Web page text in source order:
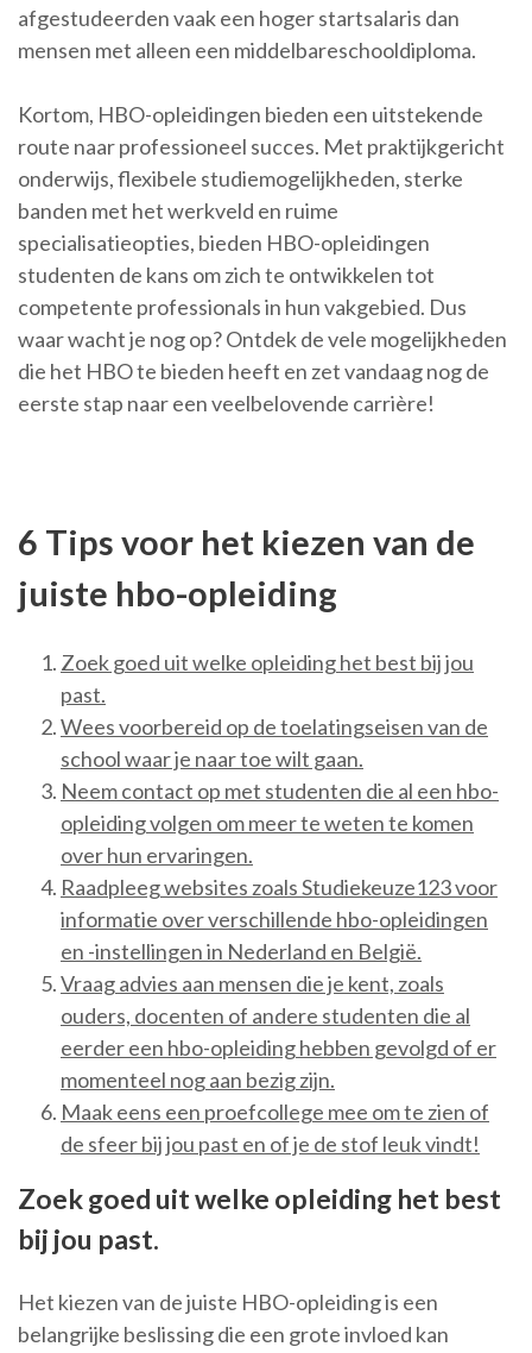
afgestudeerden vaak een hoger startsalaris dan
mensen met alleen een middelbareschooldiploma.
Kortom, HBO-opleidingen bieden een uitstekende
route naar professioneel succes. Met praktijkgericht
onderwijs, flexibele studiemogelijkheden, sterke
banden met het werkveld en ruime
specialisatieopties, bieden HBO-opleidingen
studenten de kans om zich te ontwikkelen tot
competente professionals in hun vakgebied. Dus
waar wacht je nog op? Ontdek de vele mogelijkheden
die het HBO te bieden heeft en zet vandaag nog de
eerste stap naar een veelbelovende carrière!
6 Tips voor het kiezen van de
juiste hbo-opleiding
Zoek goed uit welke opleiding het best bij jou
past.
Wees voorbereid op de toelatingseisen van de
school waar je naar toe wilt gaan.
Neem contact op met studenten die al een hbo-
opleiding volgen om meer te weten te komen
over hun ervaringen.
Raadpleeg websites zoals Studiekeuze123 voor
informatie over verschillende hbo-opleidingen
en -instellingen in Nederland en België.
Vraag advies aan mensen die je kent, zoals
ouders, docenten of andere studenten die al
eerder een hbo-opleiding hebben gevolgd of er
momenteel nog aan bezig zijn.
Maak eens een proefcollege mee om te zien of
de sfeer bij jou past en of je de stof leuk vindt!
Zoek goed uit welke opleiding het best
bij jou past.
Het kiezen van de juiste HBO-opleiding is een
belangrijke beslissing die een grote invloed kan